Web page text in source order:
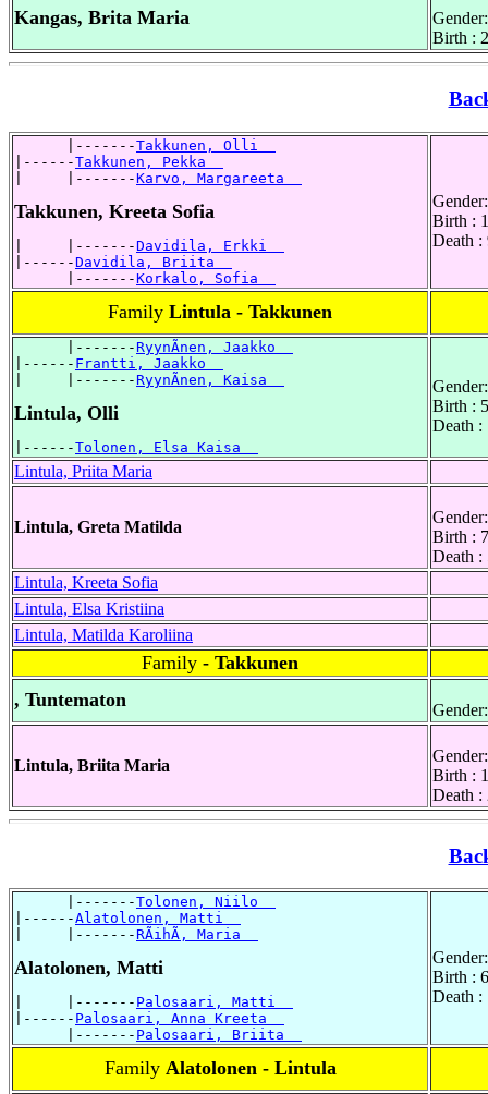
Kangas, Brita Maria
Birth :
      |-------
Takkunen, Olli
|------Takkunen, Pekka
|     |-------Karvo, Margareeta
Takkunen, Kreeta Sofia
|     |-------Davidila, Erkki
|------Davidila, Briita
      |-------
Korkalo, Sofia
Birth :
Death :
Family Lintula - Takkunen
      |-------
RyynÃnen, Jaakko
|------ Frantti, Jaakko
|     |-------RyynÃnen, Kaisa
Lintula, Olli
|------Tolonen, Elsa Kaisa
Birth :
Death :
Lintula, Priita Maria
Lintula, Greta Matilda
Birth :
Death :
Lintula, Kreeta Sofia
Lintula, Elsa Kristiina
Lintula, Matilda Karoliina
Family - Takkunen
, Tuntematon
Lintula, Briita Maria
Birth :
Death :
      |-------
Tolonen, Niilo
|------Alatolonen, Matti
|     |-------RÃihÃ, Maria
Alatolonen, Matti
|     |------- Palosaari, Matti
|------ Palosaari, Anna Kreeta
      |-------
Palosaari, Briita
Birth :
Death :
Family Alatolonen - Lintula